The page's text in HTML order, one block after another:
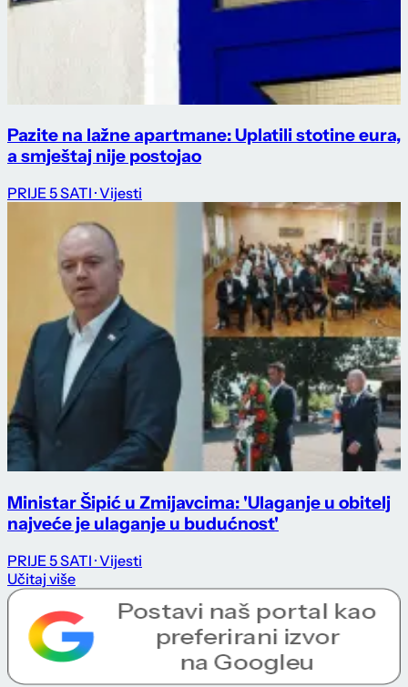
Pazite na lažne apartmane: Uplatili stotine eura,
a smještaj nije postojao
PRIJE 5 SATI · Vijesti
Ministar Šipić u Zmijavcima: 'Ulaganje u obitelj
najveće je ulaganje u budućnost'
PRIJE 5 SATI · Vijesti
Učitaj više